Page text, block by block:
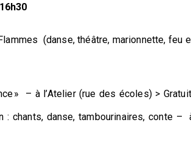
(danse, théâtre, marionnette, feu
» – à l’Atelier (rue des écoles) >
: chants, danse, tambourinaires, conte –